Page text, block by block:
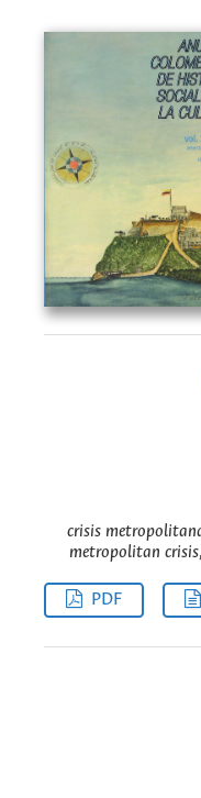
crisis
metropolitan
PDF